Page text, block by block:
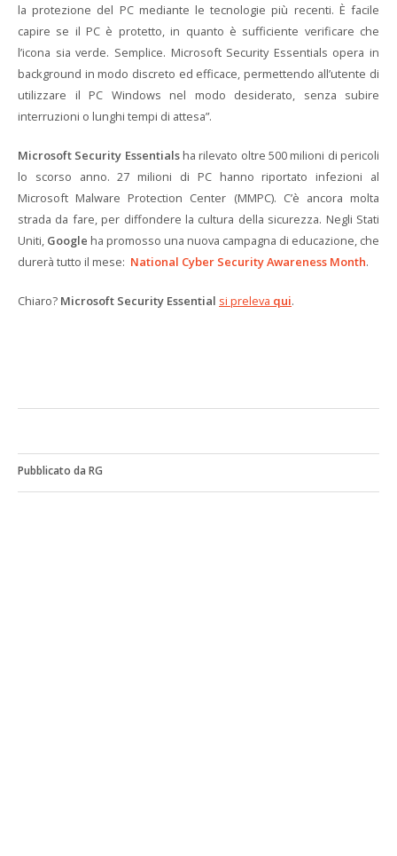
la protezione del PC mediante le tecnologie più recenti. È facile
capire se il PC è protetto, in quanto è sufficiente verificare che
l’icona sia verde. Semplice. Microsoft Security Essentials opera in
background in modo discreto ed efficace, permettendo all’utente di
utilizzare il PC Windows nel modo desiderato, senza subire
interruzioni o lunghi tempi di attesa”.
Microsoft Security Essentialsha rilevato oltre 500 milioni di pericoli
lo scorso anno. 27 milioni di PC hanno riportato infezioni al
Microsoft Malware Protection Center (MMPC). C’è ancora molta
strada da fare, per diffondere la cultura della sicurezza. Negli Stati
Uniti, Google ha promosso una nuova campagna di educazione, che
durerà tutto il mese: National Cyber Security Awareness Month.
Chiaro? Microsoft Security Essential si preleva qui.
Pubblicato da RG